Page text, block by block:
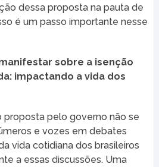
dessa proposta na pauta de
é um passo importante nesse
sobre a isenção
impactando a vida dos
proposta pelo governo não se
e vozes em debates
vida cotidiana dos brasileiros
a essas discussões. Uma